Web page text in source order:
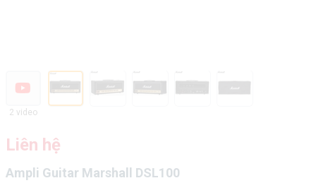
2 video
Liên hệ
Ampli Guitar Marshall DSL100